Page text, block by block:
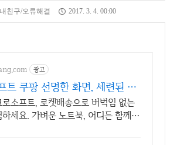
친구/오류해결 2017. 3. 4. 00:00
광고
트 쿠팡 선명한 화면, 세련된 디
소프트, 로켓배송으로 버벅임 없는
세요. 가벼운 노트북, 어디든 함께!